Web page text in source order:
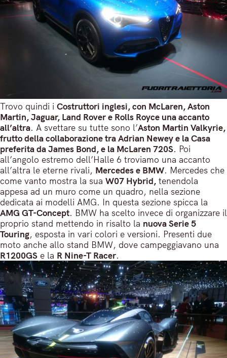
Trovo quindi i Costruttori inglesi, con McLaren, Aston
Martin, Jaguar, Land Rover e Rolls Royce una accanto
all’altra. A svettare su tutte sono l’Aston Martin Valkyrie,
frutto della collaborazione tra Adrian Newey e la Casa
preferita da James Bond, e la McLaren 720S. Poi
all’angolo estremo dell’Halle 6 troviamo una accanto
all’altra le eterne rivali, Mercedes e BMW. Mercedes che
come vanto mostra la sua W07 Hybrid, tenendola
appesa ad un muro come un quadro, nella sezione
dedicata ai modelli AMG. In questa sezione spicca la
AMG GT-Concept. BMW ha scelto invece di organizzare il
proprio stand mettendo in risalto la nuova Serie 5
Touring, esposta in vari colori e versioni. Presenti due
moto anche allo stand BMW, dove campeggiavano una
R1200GS e la R Nine-T Racer.